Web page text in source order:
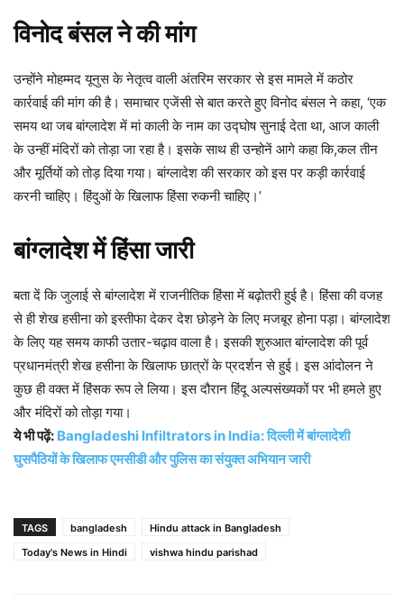
विनोद बंसल ने की मांग
उन्होंने मोहम्मद यूनुस के नेतृत्व वाली अंतरिम सरकार से इस मामले में कठोर
कार्रवाई की मांग की है। समाचार एजेंसी से बात करते हुए विनोद बंसल ने कहा, ‘एक
समय था जब बांग्लादेश में मां काली के नाम का उद्घोष सुनाई देता था, आज काली
के उन्हीं मंदिरों को तोड़ा जा रहा है। इसके साथ ही उन्होनें आगे कहा कि,कल तीन
और मूर्तियों को तोड़ दिया गया। बांग्लादेश की सरकार को इस पर कड़ी कार्रवाई
करनी चाहिए। हिंदुओं के खिलाफ हिंसा रुकनी चाहिए।’
बांग्लादेश में हिंसा जारी
बता दें कि जुलाई से बांग्लादेश में राजनीतिक हिंसा में बढ़ोतरी हुई है। हिंसा की वजह
से ही शेख हसीना को इस्तीफा देकर देश छोड़ने के लिए मजबूर होना पड़ा। बांग्लादेश
के लिए यह समय काफी उतार-चढ़ाव वाला है। इसकी शुरुआत बांग्लादेश की पूर्व
प्रधानमंत्री शेख हसीना के खिलाफ छात्रों के प्रदर्शन से हुई। इस आंदोलन ने
कुछ ही वक्त में हिंसक रूप ले लिया। इस दौरान हिंदू अल्पसंख्यकों पर भी हमले हुए
और मंदिरों को तोड़ा गया।
ये भी पढ़ें: Bangladeshi Infiltrators in India: दिल्ली में बांग्लादेशी
घुसपैठियों के खिलाफ एमसीडी और पुलिस का संयुक्त अभियान जारी
TAGS bangladesh
Hindu attack in Bangladesh
Today's News in Hindi
vishwa hindu parishad